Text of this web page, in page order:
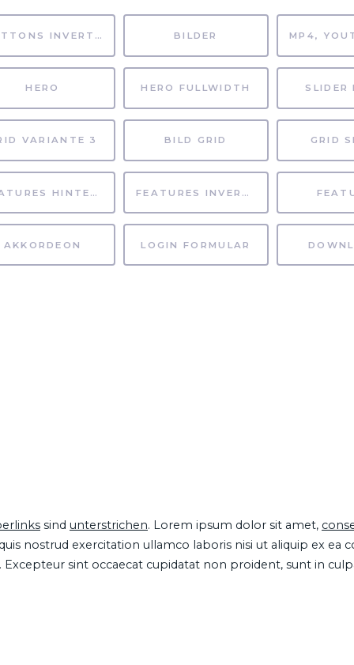
BUTTONS INVERTIERT BILDER
HERO HERO FULLWIDTH SLIDER
VARIANTE 3 BILD GRID GRID
FEATURES HINTERGRUND FEATURES INVERTIERT
AKKORDEON LOGIN FORMULAR
sind unterstrichen. Lorem ipsum dolor sit amet,
nostrud exercitation ullamco laboris nisi ut aliquip ex
sint occaecat cupidatat non proident, sunt in